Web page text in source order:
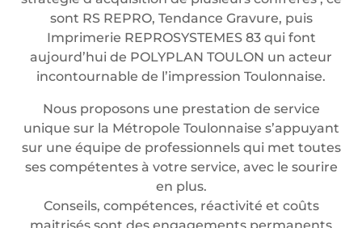
sont RS REPRO, Tendance Gravure, puis
Imprimerie REPROSYSTEMES 83 qui font
aujourd’hui de POLYPLAN TOULON un acteur
incontournable de l’impression Toulonnaise.
Nous proposons une prestation de service
unique sur la Métropole Toulonnaise s’appuyant
sur une équipe de professionnels qui met toutes
ses compétentes à votre service, avec le sourire
en plus.
Conseils, compétences, réactivité et coûts